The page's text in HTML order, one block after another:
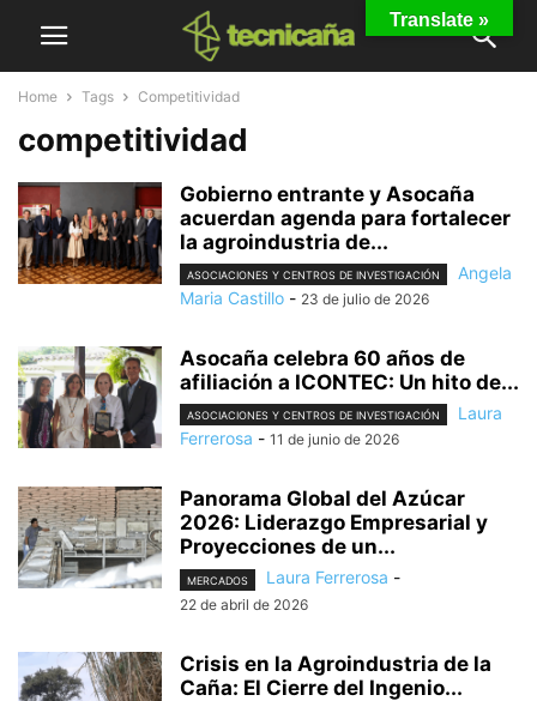
Home Tags Competitividad
competitividad
Gobierno entrante y Asocaña
acuerdan agenda para fortalecer
la agroindustria de...
ASOCIACIONES Y CENTROS DE INVESTIGACIÓN
Angela
Maria Castillo - 23 de julio de 2026
Asocaña celebra 60 años de
afiliación a ICONTEC: Un hito de...
ASOCIACIONES Y CENTROS DE INVESTIGACIÓN
Laura
Ferrerosa - 11 de junio de 2026
Panorama Global del Azúcar
2026: Liderazgo Empresarial y
Proyecciones de un...
MERCADOS Laura Ferrerosa -
22 de abril de 2026
Crisis en la Agroindustria de la
Caña: El Cierre del Ingenio...
Translate »